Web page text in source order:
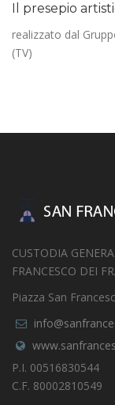
Il presepio
realizzato dal
(TV)
CUSTODIA
FRANCESCO DEI
Piazza San
P.I. 00516830544
C.F. 80002810549